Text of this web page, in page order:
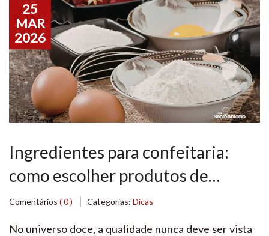
Ingredientes para confeitaria:
como escolher produtos de
qualidade e garantir padrão nos
doces
Comentários ( 0 ) Categorias: Dicas
No universo doce, a qualidade nunca deve ser vista
25
MAR
2026